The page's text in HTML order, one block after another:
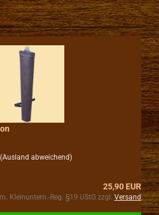
(Ausland abweichend)
25,90 EUR
Kleinuntern.-Reg. §19 UStG zzgl. Versand